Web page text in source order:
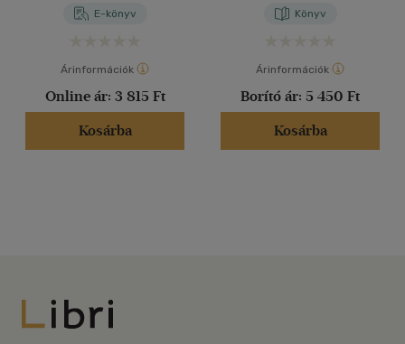
E-könyv
Árinformációk
Online ár: 3 815 Ft
Kosárba
Könyv
Árinformációk
Borító ár: 5 450 Ft
Kosárba
Libri